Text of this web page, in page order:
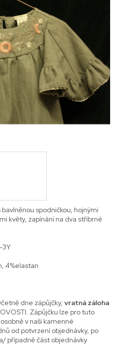
spodničkou, hojnými
květy, zapínání na dva stříbrné
3Y
4%elastan
dne zápůjčky, vratná záloha
Zápůjčku lze pro tuto
v naší kamenné
od potvrzení objednávky, po
případně část objednávky